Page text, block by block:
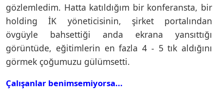
gözlemledim. Hatta katıldığım bir konferansta, bir
holding İK yöneticisinin, şirket portalından
övgüyle bahsettiği anda ekrana yansıttığı
görüntüde, eğitimlerin en fazla 4 - 5 tık aldığını
görmek çoğumuzu gülümsetti.
Çalışanlar benimsemiyorsa...